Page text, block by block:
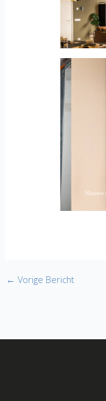
← Vorige Bericht